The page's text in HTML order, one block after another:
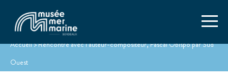
Accueil>Rencontre avec l’auteur-compositeur, Pascal Obispo par Sud
Ouest